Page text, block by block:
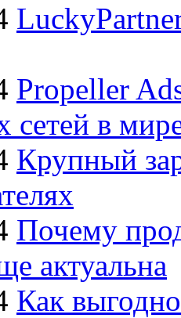
Propeller
сетей в
Крупный
Почему
актуальна
Как